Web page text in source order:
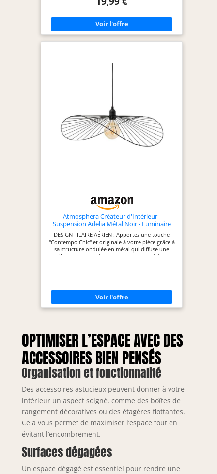
10cm. Cette lustre suspension avec une douille E27
halogènes et LED E27, CLF. 【L'ampoule n'est pas
incluse】. Tension: 110-240 V, Puissance: 60 W
max. Fait de fer, avec une finition lisse et
Atmosphera Créateur d'Intérieur -
Suspension Adelia Métal Noir - Luminaire
Glamour 40 W - Câble Réglable 80 cm - Salon,
Cuisine, Bureau, Chambre
DESIGN FILAIRE AÉRIEN : Apportez une touche
"Contempo Chic" et originale à votre pièce grâce à
sa structure ondulée en métal qui diffuse une
lumière douce et crée des jeux d'ombres élégants.
entrée. CONCEPTION ROBUSTE EN MÉTAL :
Fabriquée en fer, cette suspension allie une
excellente durabilité et une grande légèreté (0,8
devient une pièce décorative centrale qui habille
l'espace sans l'alourdir visuellement.
ATMOSPHERA, CRÉATEUR D'INTÉRIEUR :
Convaincue que la décoration transforme le
quotidien, la marque propose des meubles
tendance et des objets déco accessibles, pour que
OPTIMISER L’ESPACE AVEC DES
ACCESSOIRES BIEN PENSÉS
Organisation et fonctionnalité
Des accessoires astucieux peuvent donner à votre
intérieur un aspect soigné, comme des boîtes de
rangement décoratives ou des étagères flottantes.
Cela vous permet de maximiser l’espace tout en
évitant l’encombrement.
Surfaces dégagées
Un espace dégagé est essentiel pour rendre une